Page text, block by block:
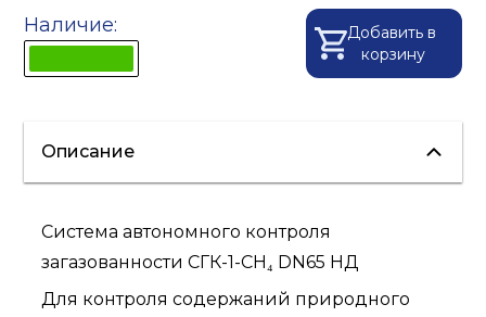
Наличие:
Добавить в
корзину
Описание
Система автономного контроля
загазованности СГК-1-CH₄ DN65 НД
Для контроля содержаний природного